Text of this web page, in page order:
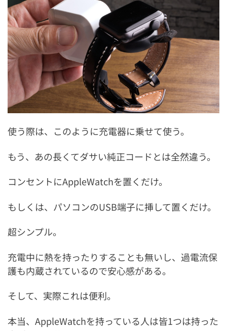
使う際は、このように充電器に乗せて使う。
もう、あの長くてダサい純正コードとは全然違う。
コンセントにAppleWatchを置くだけ。
もしくは、パソコンのUSB端子に挿して置くだけ。
超シンプル。
充電中に熱を持ったりすることも無いし、過電流保
護も内蔵されているので安心感がある。
そして、実際これは便利。
本当、AppleWatchを持っている人は皆1つは持った